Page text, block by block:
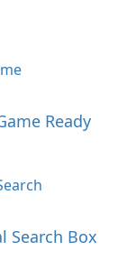
Ready
Search Box